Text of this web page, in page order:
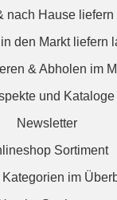
nach Hause liefern
den Markt liefern
& Abholen im
und Kataloge
Newsletter
Sortiment
im